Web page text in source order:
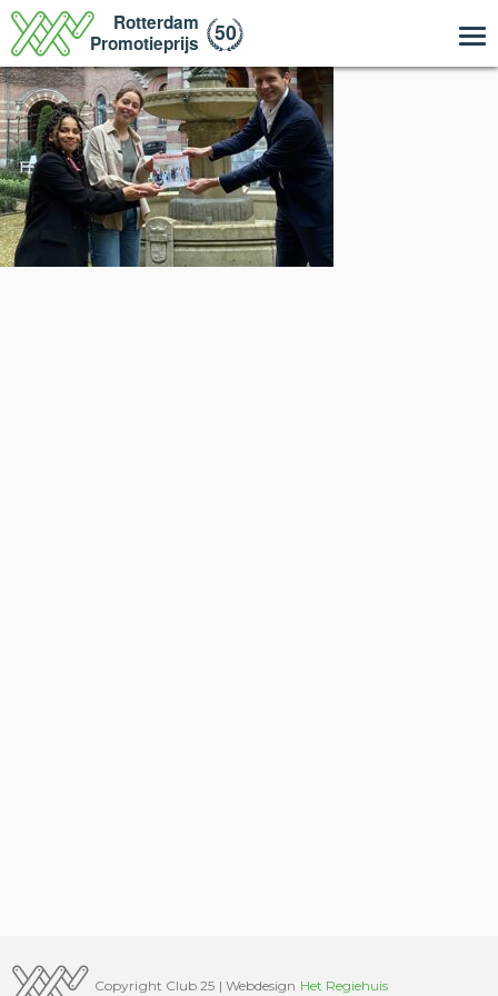
Copyright Club 25 | Webdesign Het Regiehuis